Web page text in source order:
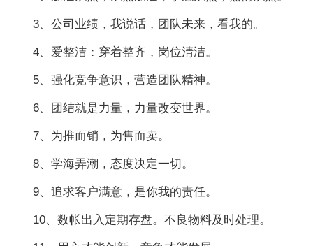
3、公司业绩，我说话，团队未来，看我的。
4、爱整洁：穿着整齐，岗位清洁。
5、强化竞争意识，营造团队精神。
6、团结就是力量，力量改变世界。
7、为推而销，为售而卖。
8、学海弄潮，态度决定一切。
9、追求客户满意，是你我的责任。
10、数帐出入定期存盘。不良物料及时处理。